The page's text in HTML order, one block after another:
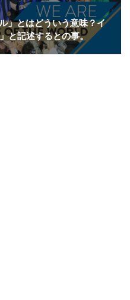
」とはどういう意味？イ
と記述するとの事。